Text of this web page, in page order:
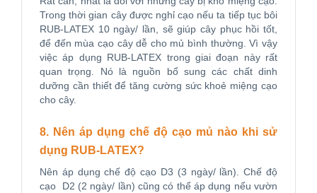
Trong thời gian cây được nghỉ cạo nếu ta tiếp tục bôi
RUB-LATEX 10 ngày/ lần, sẽ giúp cây phục hồi tốt,
để đến mùa cạo cây dễ cho mủ bình thường. Vì vậy
việc áp dụng RUB-LATEX trong giai đoạn này rất
quan trọng. Nó là nguồn bổ sung các chất dinh
dưỡng cần thiết để tăng cường sức khoẻ miệng cạo
cho cây.
8. Nên áp dụng chế độ cạo mủ nào khi sử
dụng RUB-LATEX?
Nên áp dụng chế độ cạo D3 (3 ngày/ lần). Chế độ
cạo D2 (2 ngày/ lần) cũng có thể áp dụng nếu vườn